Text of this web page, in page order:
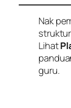
Nak
Lihat
guru.